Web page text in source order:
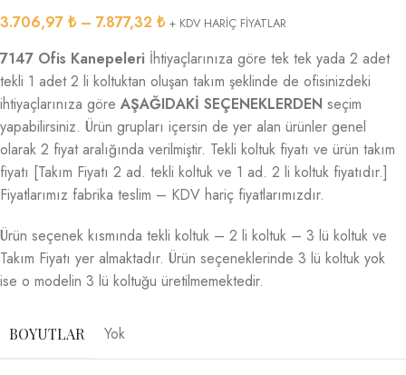
3.706,97 ₺ – 7.877,32 ₺ + KDV HARİÇ FİYATLAR
7147 Ofis Kanepeleri İhtiyaçlarınıza göre tek tek yada 2 adet
tekli 1 adet 2 li koltuktan oluşan takım şeklinde de ofisinizdeki
ihtiyaçlarınıza göre AŞAĞIDAKİ SEÇENEKLERDEN seçim
yapabilirsiniz. Ürün grupları içersin de yer alan ürünler genel
olarak 2 fiyat aralığında verilmiştir. Tekli koltuk fiyatı ve ürün takım
fiyatı [Takım Fiyatı 2 ad. tekli koltuk ve 1 ad. 2 li koltuk fiyatıdır.]
Fiyatlarımız fabrika teslim – KDV hariç fiyatlarımızdır.
Ürün seçenek kısmında tekli koltuk – 2 li koltuk – 3 lü koltuk ve
Takım Fiyatı yer almaktadır. Ürün seçeneklerinde 3 lü koltuk yok
ise o modelin 3 lü koltuğu üretilmemektedir.
BOYUTLAR Yok